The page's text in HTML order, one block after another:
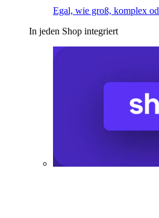
Egal, wie groß, komplex
In jeden Shop integriert